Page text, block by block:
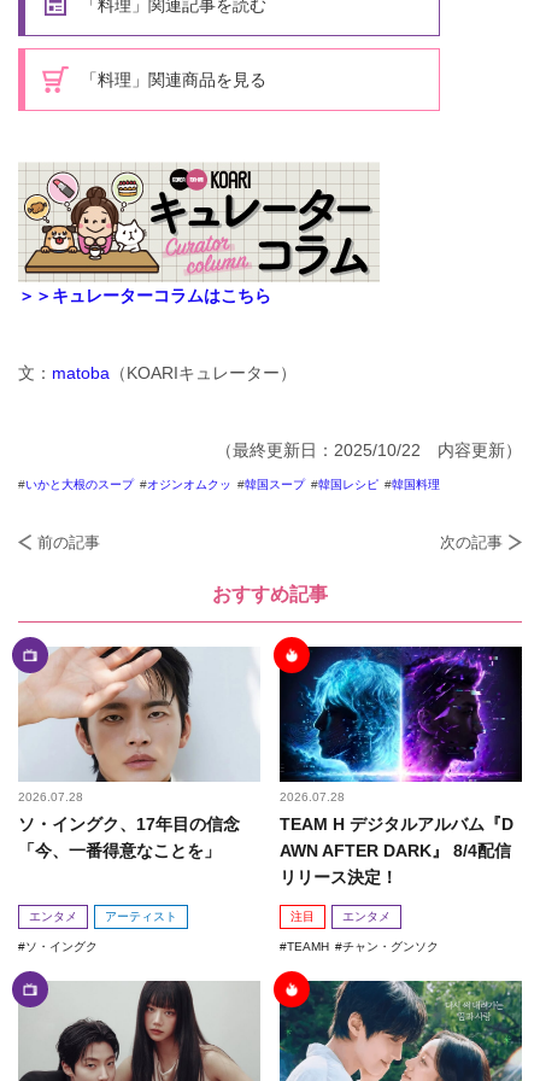
「料理」関連記事を読む
「料理」関連商品を見る
＞＞キュレーターコラムはこちら
文： matoba （KOARIキュレーター）
（最終更新日：2025/10/22 内容更新）
いかと大根のスープ オジンオムクッ 韓国スープ 韓国レシピ 韓国料理
前の記事 次の記事
おすすめ記事
2026.07.28
ソ・イングク、17年目の信念
「今、一番得意なことを」
エンタメ アーティスト
ソ・イングク
2026.07.28
TEAM H デジタルアルバム『D
AWN AFTER DARK』 8/4配信
リリース決定！
注目 エンタメ
TEAMH チャン・グンソク